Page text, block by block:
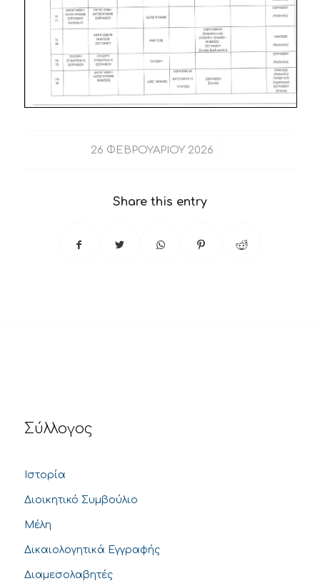
26 ΦΕΒΡΟΥΑΡΊΟΥ 2026
/
Share this entry
Σύλλογος
Ιστορία
Διοικητικό Συμβούλιο
Μέλη
Δικαιολογητικά Εγγραφής
Διαμεσολαβητές